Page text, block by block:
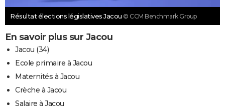
Résultat élections législatives Jacou © CCM Benchmark Group
En savoir plus sur Jacou
Jacou (34)
Ecole primaire à Jacou
Maternités à Jacou
Crèche à Jacou
Salaire à Jacou